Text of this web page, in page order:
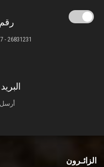
26831231 - 26831417 - 26831474
الزائـرون